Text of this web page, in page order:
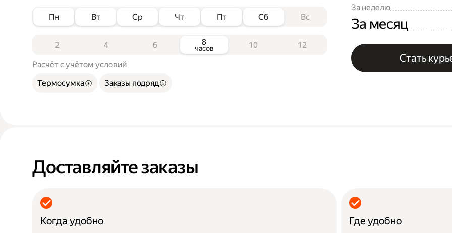
Пн Вт Ср Чт Пт Сб Вс
2 4 6 8
часов 10 12
Расчёт с учётом условий
Термосумка
Заказы подряд
За неделю
За месяц
Стать
Доставляйте заказы
Когда удобно Где удобно